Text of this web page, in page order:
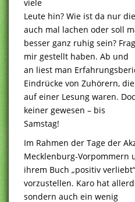
viele
Leute hin? Wie ist da nur
auch mal lachen oder soll
besser ganz ruhig sein?
mir gestellt haben. Ab und
an liest man
Eindrücke von Zuhörern, die
auf einer Lesung waren.
keiner gewesen – bis
Samstag!
Im Rahmen der Tage der
Mecklenburg-Vorpommern
ihrem Buch „positiv verliebt“
vorzustellen. Karo hat
sondern auch ein wenig